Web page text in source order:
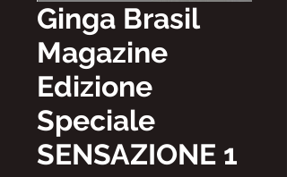
Ginga Brasil
Magazine
Edizione
Speciale
SENSAZIONE 1